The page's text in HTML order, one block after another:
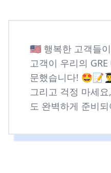
🇺🇸 행복한 고객들
고객이 우리의
문했습니다!
그리고 걱정 마세
도 완벽하게 준비